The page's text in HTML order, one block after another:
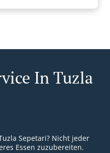
In Tuzla
Sepetari? Nicht jeder
Essen zuzubereiten.